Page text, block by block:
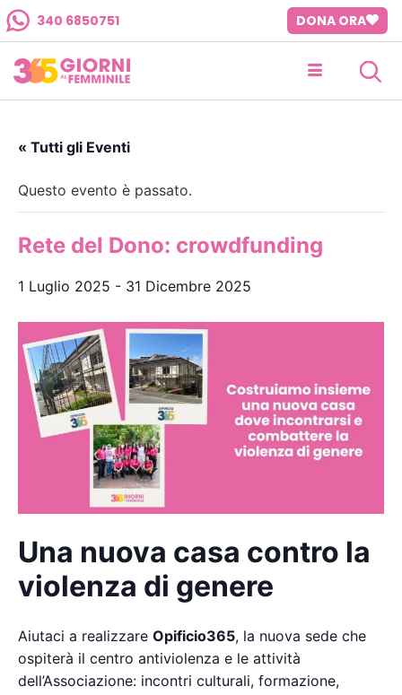
340 6850751 DONA ORA
« Tutti gli Eventi
Questo evento è passato.
Rete del Dono: crowdfunding
1 Luglio 2025 - 31 Dicembre 2025
Una nuova casa contro la
violenza di genere
Aiutaci a realizzare Opificio365, la nuova sede che
ospiterà il centro antiviolenza e le attività
dell’Associazione: incontri culturali, formazione,